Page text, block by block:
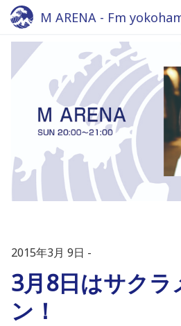
M ARENA - Fm
2015年3月 9日
3月8日はサクラ
ン！